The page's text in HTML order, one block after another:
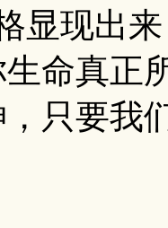
现出来
命真正
只要我